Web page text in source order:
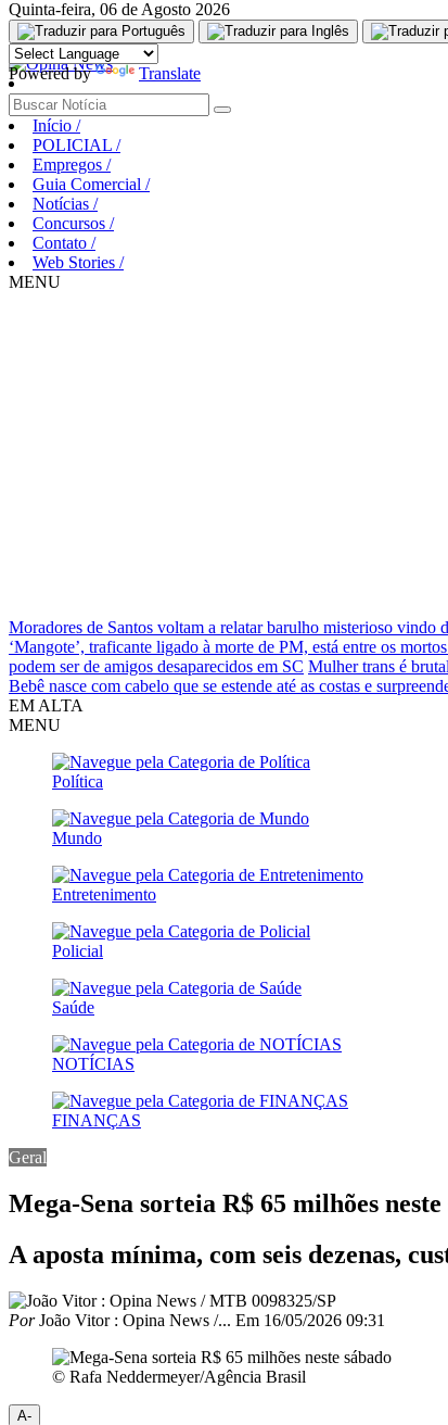
Aguarde, carregando...
Quinta-feira, 06 de Agosto 2026
Powered by Translate
Início /
POLICIAL /
Empregos /
Guia Comercial /
Notícias /
Concursos /
Contato /
Web Stories /
MENU
Moradores de Santos voltam a relatar barulho misterioso vindo
‘Mangote’, traficante ligado à morte de PM, está entre os
podem ser de amigos desaparecidos em SC Mulher trans é
Bebê nasce com cabelo que se estende até as costas e
EM ALTA
MENU
Política
Mundo
Entretenimento
Policial
Saúde
NOTÍCIAS
FINANÇAS
Geral
Mega-Sena sorteia R$ 65 milhões neste
A aposta mínima, com seis dezenas,
PorJoão Vitor : Opina News /... Em 16/05/2026 09:31
© Rafa Neddermeyer/Agência Brasil
A-